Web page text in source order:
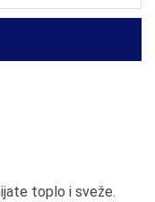
toplo i sveže.